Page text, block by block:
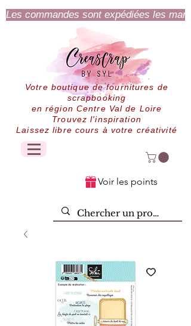
Les commandes sont expédiées les
Votre boutique de fournitures de
scrapbooking
en région Centre Val de Loire
Trouvez l'inspiration
Laissez libre cours à votre créativité
Voir les points